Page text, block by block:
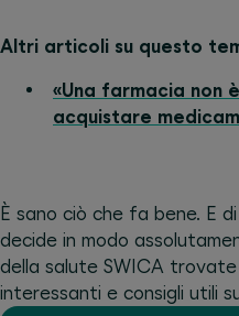
Altri articoli su questo
«Una farmacia non
acquistare
È sano ciò che fa bene. E
decide in modo
della salute SWICA
interessanti e consigli utili